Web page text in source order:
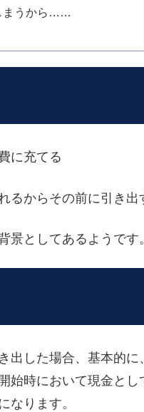
まうから……
に充てる
るからその前に引き出
景としてあるようです。
出した場合、基本的に
始時において現金と
なります。